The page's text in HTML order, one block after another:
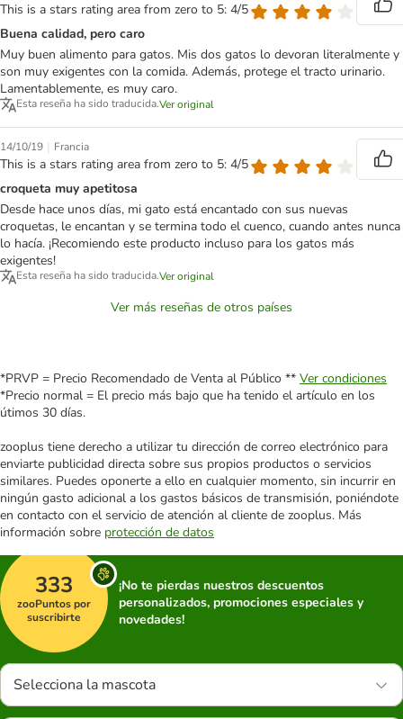
This is a stars rating area from zero to 5: 4/5
Buena calidad, pero caro
Muy buen alimento para gatos. Mis dos gatos lo devoran literalmente y
son muy exigentes con la comida. Además, protege el tracto urinario.
Lamentablemente, es muy caro.
Esta reseña ha sido traducida.Ver original
14/10/19 | Francia
This is a stars rating area from zero to 5: 4/5
croqueta muy apetitosa
Desde hace unos días, mi gato está encantado con sus nuevas
croquetas, le encantan y se termina todo el cuenco, cuando antes nunca
lo hacía. ¡Recomiendo este producto incluso para los gatos más
exigentes!
Esta reseña ha sido traducida.Ver original
Ver más reseñas de otros países
*PRVP = Precio Recomendado de Venta al Público ** Ver condiciones
*Precio normal = El precio más bajo que ha tenido el artículo en los
útimos 30 días.
zooplus tiene derecho a utilizar tu dirección de correo electrónico para
enviarte publicidad directa sobre sus propios productos o servicios
similares. Puedes oponerte a ello en cualquier momento, sin incurrir en
ningún gasto adicional a los gastos básicos de transmisión, poniéndote
en contacto con el servicio de atención al cliente de zooplus. Más
información sobre protección de datos
333
zooPuntos por
suscribirte
¡No te pierdas nuestros descuentos
personalizados, promociones especiales y
novedades!
Selecciona la mascota